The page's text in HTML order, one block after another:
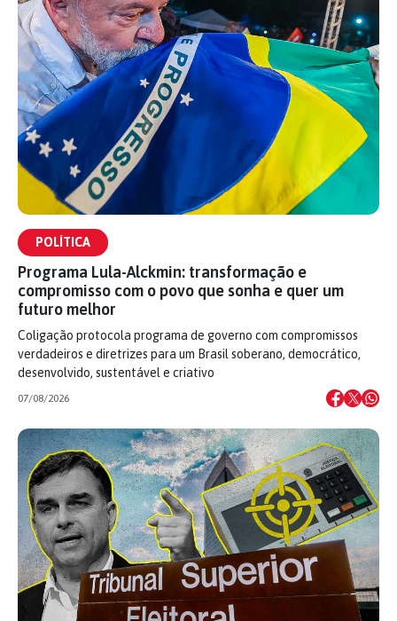
POLÍTICA
Programa Lula-Alckmin: transformação e
compromisso com o povo que sonha e quer um
futuro melhor
Coligação protocola programa de governo com compromissos
verdadeiros e diretrizes para um Brasil soberano, democrático,
desenvolvido, sustentável e criativo
07/08/2026